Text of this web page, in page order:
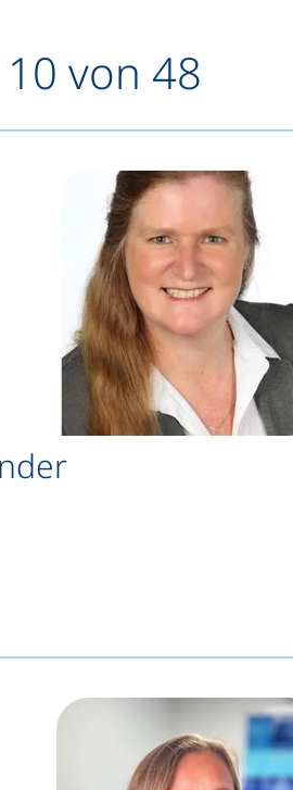
von 48
Telefonanruf, wenn Ihr Gerät
Mail-Programm)